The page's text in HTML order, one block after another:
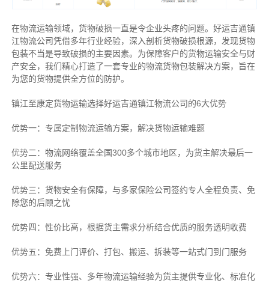
在物流运输领域，货物破损一直是令企业头疼的问题。好运吉通镇
江物流公司凭借多年行业经验，深入剖析货物破损根源，发现货物
包装不当是导致破损的主要因素。为保障客户的货物运输安全与财
产安全，我们精心打造了一套专业的物流货物包装解决方案，旨在
为您的货物提供全方位的防护。
镇江至康定货物运输选择好运吉通镇江物流公司的6大优势
优势一：专属定制物流运输方案，解决货物运输难题
优势二：物流网络覆盖全国300多个城市地区，为货主解决最后一
公里配送服务
优势三：货物安全有保障，与多家保险公司签约专人全程负责、免
除您的后顾之忧
优势四：性价比高，根据货主需求分析结合优质的服务透明收费
优势五：免费上门评价、打包、搬运、拆装等一站式门到门服务
优势六：专业性强、多年物流运输经验为货主提供专业化、标准化